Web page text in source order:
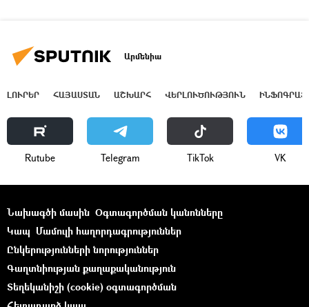
Արմենիա
ԼՈՒՐԵՐ ՀԱՅԱՍՏԱՆ ԱՇԽԱՐՀ ՎԵՐԼՈՒԾՈՒԹՅՈՒՆ
Rutube Telegram ТikТоk VK
Նախագծի մասին Օգտագործման կանոնները
Կապ Մամուլի հաղորդագրություններ
Ընկերությունների նորություններ
Գաղտնիության քաղաքականություն
Տեղեկանիշի (cookie) օգտագործման